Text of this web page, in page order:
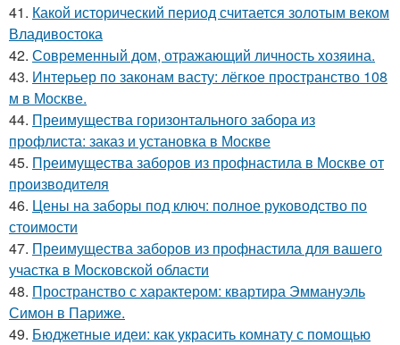
41. Какой исторический период считается золотым веком
Владивостока
42. Современный дом, отражающий личность хозяина.
43. Интерьер по законам васту: лёгкое пространство 108
м в Москве.
44. Преимущества горизонтального забора из
профлиста: заказ и установка в Москве
45. Преимущества заборов из профнастила в Москве от
производителя
46. Цены на заборы под ключ: полное руководство по
стоимости
47. Преимущества заборов из профнастила для вашего
участка в Московской области
48. Пространство с характером: квартира Эммануэль
Симон в Париже.
49. Бюджетные идеи: как украсить комнату с помощью